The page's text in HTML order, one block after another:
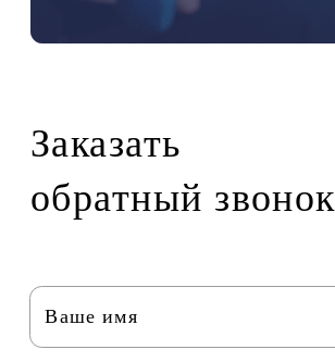
Заказать
обратный звонок